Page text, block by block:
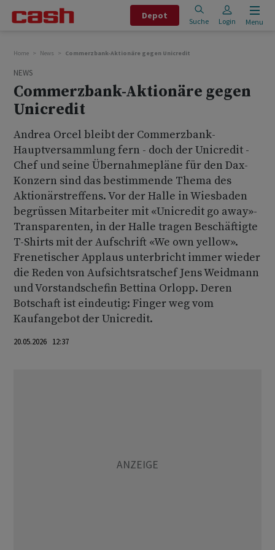
Depot
Suche Login Menu
Home News Commerzbank-Aktionäre gegen Unicredit
NEWS
Commerzbank-Aktionäre gegen
Unicredit
Andrea Orcel bleibt der Commerzbank-
Hauptversammlung fern - doch der Unicredit -
Chef und seine Übernahmepläne für den Dax-
Konzern sind das bestimmende Thema des
Aktionärstreffens. Vor der Halle in Wiesbaden
begrüssen Mitarbeiter mit «Unicredit go away»-
Transparenten, in der Halle tragen Beschäftigte
T-Shirts mit der Aufschrift «We own yellow».
Frenetischer Applaus unterbricht immer wieder
die Reden von Aufsichtsratschef Jens Weidmann
und Vorstandschefin Bettina Orlopp. Deren
Botschaft ist eindeutig: Finger weg vom
Kaufangebot der Unicredit.
20.05.2026 12:37